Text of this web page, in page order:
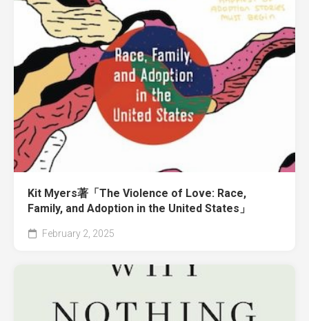
Kit Myers著「The Violence of Love: Race,
Family, and Adoption in the United States」
February 2, 2025